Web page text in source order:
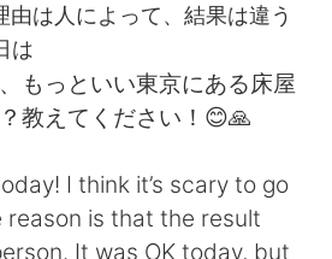
繁體中文
العربية
Deutsch
由は人によって、結果は違う
は
もっといい東京にある床屋
教えてください！😊🙏
I think it’s scary to go
reason is that the result
It was OK today, but